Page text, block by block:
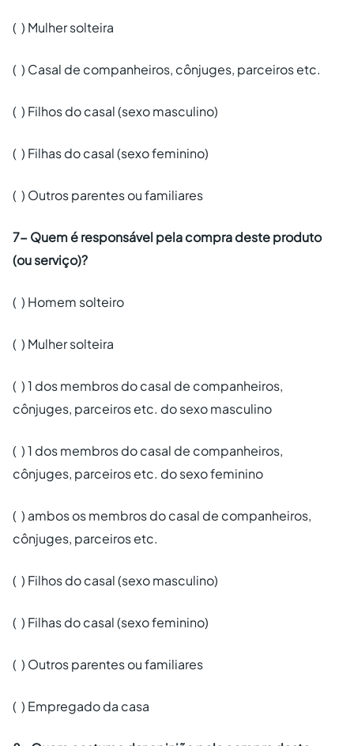
( ) Mulher solteira
( ) Casal de companheiros, cônjuges, parceiros etc.
( ) Filhos do casal (sexo masculino)
( ) Filhas do casal (sexo feminino)
( ) Outros parentes ou familiares
7- Quem é responsável pela compra deste produto
(ou serviço)?
( ) Homem solteiro
( ) Mulher solteira
( ) 1 dos membros do casal de companheiros,
cônjuges, parceiros etc. do sexo masculino
( ) 1 dos membros do casal de companheiros,
cônjuges, parceiros etc. do sexo feminino
( ) ambos os membros do casal de companheiros,
cônjuges, parceiros etc.
( ) Filhos do casal (sexo masculino)
( ) Filhas do casal (sexo feminino)
( ) Outros parentes ou familiares
( ) Empregado da casa